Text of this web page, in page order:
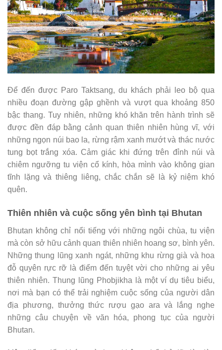
Để đến được Paro Taktsang, du khách phải leo bộ qua
nhiều đoạn đường gập ghềnh và vượt qua khoảng 850
bậc thang. Tuy nhiên, những khó khăn trên hành trình sẽ
được đền đáp bằng cảnh quan thiên nhiên hùng vĩ, với
những ngọn núi bao la, rừng rậm xanh mướt và thác nước
tung bọt trắng xóa. Cảm giác khi đứng trên đỉnh núi và
chiêm ngưỡng tu viện cổ kính, hòa mình vào không gian
tĩnh lặng và thiêng liêng, chắc chắn sẽ là kỷ niệm khó
quên.
Thiên nhiên và cuộc sống yên bình tại Bhutan
Bhutan không chỉ nổi tiếng với những ngôi chùa, tu viện
mà còn sở hữu cảnh quan thiên nhiên hoang sơ, bình yên.
Những thung lũng xanh ngát, những khu rừng già và hoa
đỗ quyên rực rỡ là điểm đến tuyệt vời cho những ai yêu
thiên nhiên. Thung lũng Phobjikha là một ví dụ tiêu biểu,
nơi mà bạn có thể trải nghiệm cuộc sống của người dân
địa phương, thưởng thức rượu gạo ara và lắng nghe
những câu chuyện về văn hóa, phong tục của người
Bhutan.